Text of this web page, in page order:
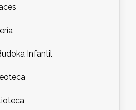
Infantil